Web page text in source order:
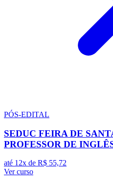
PÓS-EDITAL
SEDUC FEIRA DE
PROFESSOR DE
até 12x de R$ 55,72
Ver curso